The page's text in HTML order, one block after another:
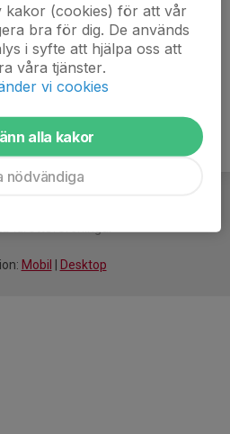
idrottsföreningar
Mobil Desktop
kakor (cookies) för att vår
bra för dig. De används
i syfte att hjälpa oss att
våra tjänster.
vi cookies
alla kakor
nödvändiga